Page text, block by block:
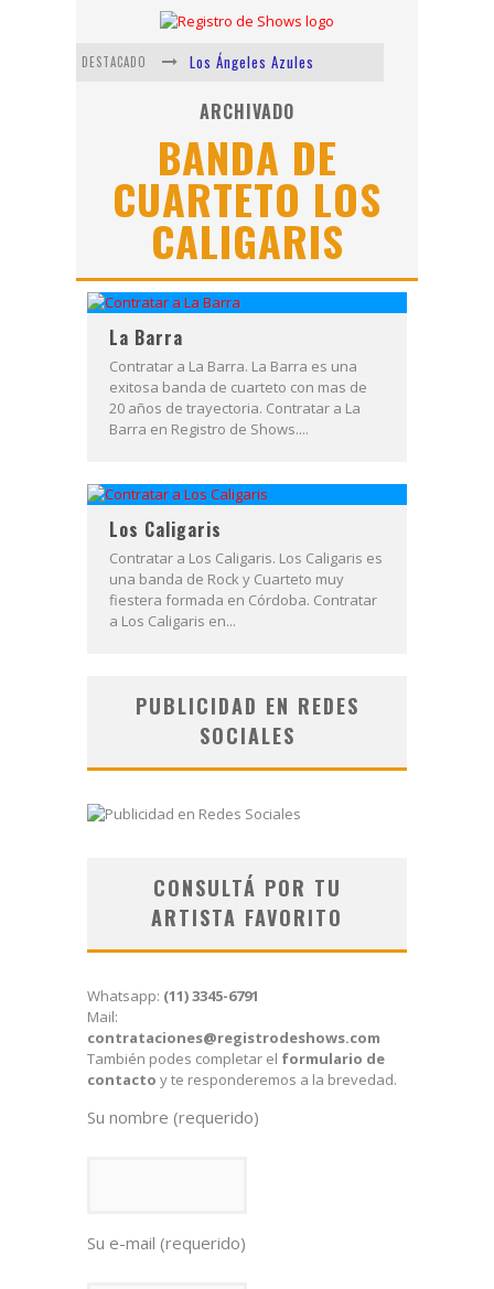
DESTACADO
Los Ángeles Azules
Shows via streaming
Lit Killah
Nicki Nicole
Duki
Vi Em
ARCHIVADO
BANDA DE
CUARTETO LOS
CALIGARIS
La Barra
Contratar a La Barra. La Barra es una
exitosa banda de cuarteto con mas de
20 años de trayectoria. Contratar a La
Barra en Registro de Shows....
Los Caligaris
Contratar a Los Caligaris. Los Caligaris es
una banda de Rock y Cuarteto muy
fiestera formada en Córdoba. Contratar
a Los Caligaris en...
PUBLICIDAD EN REDES
SOCIALES
CONSULTÁ POR TU
ARTISTA FAVORITO
Whatsapp: (11) 3345-6791
Mail:
contrataciones@registrodeshows.com
También podes completar el formulario de
contacto y te responderemos a la brevedad.
Su nombre (requerido)
Su e-mail (requerido)